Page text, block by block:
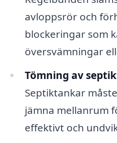
avloppsrör och
blockeringar som
översvämningar
Tömning av
Septiktankar
jämna mellanrum
effektivt och